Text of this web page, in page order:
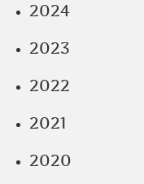
2024
2023
2022
2021
2020